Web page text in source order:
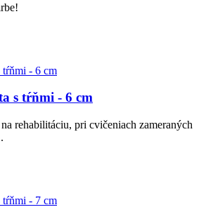
s tŕňmi - 6 cm
rehabilitáciu, pri cvičeniach zameraných